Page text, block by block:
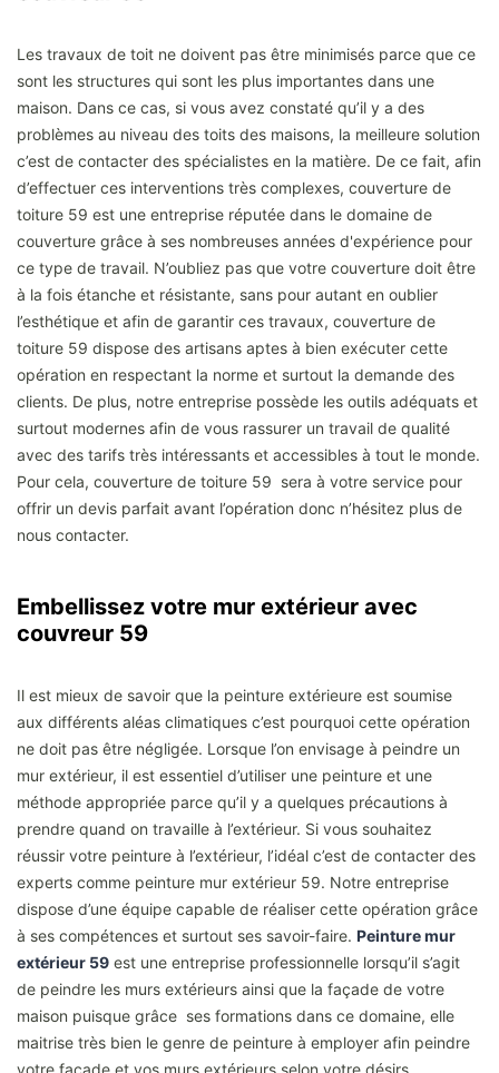
Les travaux de toit ne doivent pas être minimisés parce que ce
sont les structures qui sont les plus importantes dans une
maison. Dans ce cas, si vous avez constaté qu’il y a des
problèmes au niveau des toits des maisons, la meilleure solution
c’est de contacter des spécialistes en la matière. De ce fait, afin
d’effectuer ces interventions très complexes, couverture de
toiture 59 est une entreprise réputée dans le domaine de
couverture grâce à ses nombreuses années d'expérience pour
ce type de travail. N’oubliez pas que votre couverture doit être
à la fois étanche et résistante, sans pour autant en oublier
l’esthétique et afin de garantir ces travaux, couverture de
toiture 59 dispose des artisans aptes à bien exécuter cette
opération en respectant la norme et surtout la demande des
clients. De plus, notre entreprise possède les outils adéquats et
surtout modernes afin de vous rassurer un travail de qualité
avec des tarifs très intéressants et accessibles à tout le monde.
Pour cela, couverture de toiture 59 sera à votre service pour
offrir un devis parfait avant l’opération donc n’hésitez plus de
nous contacter.
Embellissez votre mur extérieur avec
couvreur 59
Il est mieux de savoir que la peinture extérieure est soumise
aux différents aléas climatiques c’est pourquoi cette opération
ne doit pas être négligée. Lorsque l’on envisage à peindre un
mur extérieur, il est essentiel d’utiliser une peinture et une
méthode appropriée parce qu’il y a quelques précautions à
prendre quand on travaille à l’extérieur. Si vous souhaitez
réussir votre peinture à l’extérieur, l’idéal c’est de contacter des
experts comme peinture mur extérieur 59. Notre entreprise
dispose d’une équipe capable de réaliser cette opération grâce
à ses compétences et surtout ses savoir-faire. Peinture mur
extérieur 59 est une entreprise professionnelle lorsqu’il s’agit
de peindre les murs extérieurs ainsi que la façade de votre
maison puisque grâce ses formations dans ce domaine, elle
maitrise très bien le genre de peinture à employer afin peindre